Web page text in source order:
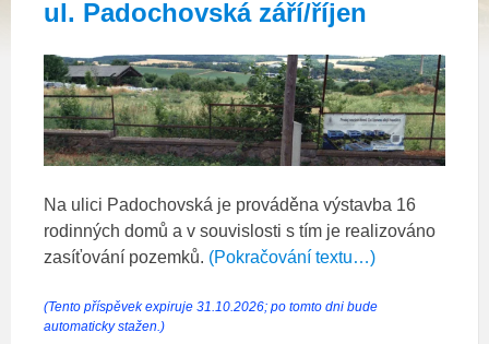
ul. Padochovská září/říjen
Na ulici Padochovská je prováděna výstavba 16
rodinných domů a v souvislosti s tím je realizováno
zasíťování pozemků. (Pokračování textu…)
(Tento příspěvek expiruje 31.10.2026; po tomto dni bude
automaticky stažen.)